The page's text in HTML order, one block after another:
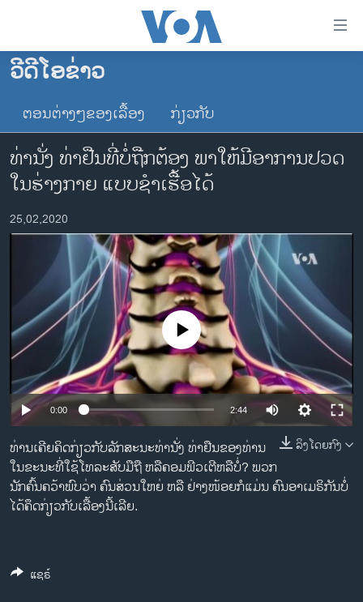
ເຂົ້າ
ຂ້າມ
ຂ້າມ
ໄປ
ຫາ
ຊອກ
ຄົ້ນ
ໂຮມເພຈ
ລາວ
ອາເມຣິກາ
ການເລືອກຕັ້ງ ປະທານາທີບໍດີ ສະຫະລັດ 2024
ໂລກ
ອິດສະຫຼະພາບດ້ານການຂ່າວ
ຊີວິດຊາວລາວ
ຊຸມຊົນຊາວລາວ
ວິທະຍາສາດ-ເທັກໂນໂລຈີ
ທຸລະກິດ
ພາສາອັງກິດ
ວີດີໂອ
ສຽງ
ວີດີໂອຂ່າວ
ຕອນຕ່າງໆຂອງເລື້ອງ ກ່ຽວກັບ
ທ່າ​ນັ່ງ ທ່າ​ຢືນ​ທີ່ບໍ່​ຖືກ​ຕ້ອງ ພາ​ໃຫ້​ມີ​ອາ​ການ​ປວດ
ໃນ​ຮ່າງ​ກາຍ ​ແບບຊຳ​ເຮື້ອໄດ້
25,02,2020
No media source currently available
0:00 2:44
ລິງໂດຍກົງ
ທ່ານເຄີຍຄິດກ່ຽວກັບລັກສະນະທ່າ​ນັ່ງ ທ່າ​ຢືນຂອງທ່ານ
ໃນຂະນະທີ່ໃຊ້ໂທລະສັບມືຖື ຫລືຄອມພີວເຕີຫລືບໍ່? ພວກ
ນັກຄົ້ນຄວ້າພົບວ່າ ຄົນສ່ວນໃຫຍ່ ຫລື ຢ່າງໜ້ອຍກໍແມ່ນ ຄົນອາເມຣິກັນບໍ່
ໄດ້ຄຶດກ່ຽວກັບເລື້ອງນີ້ເລີຍ.
ແຊຣ໌